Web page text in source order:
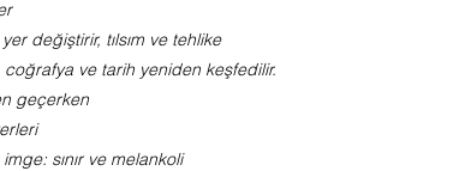
değiştirir, tılsım ve tehlike
coğrafya ve tarih yeniden keşfedilir.
geçerken
sınır ve melankoli